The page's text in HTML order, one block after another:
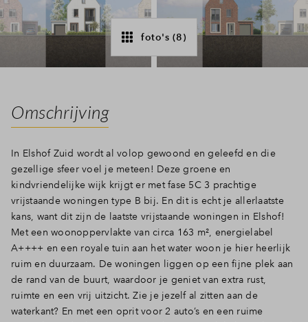
Inloggen
foto's (8)
Omschrijving
In Elshof Zuid wordt al volop gewoond en geleefd en die
gezellige sfeer voel je meteen! Deze groene en
kindvriendelijke wijk krijgt er met fase 5C 3 prachtige
vrijstaande woningen type B bij. En dit is echt je allerlaatste
kans, want dit zijn de laatste vrijstaande woningen in Elshof!
Met een woonoppervlakte van circa 163 m², energielabel
A++++ en een royale tuin aan het water woon je hier heerlijk
ruim en duurzaam. De woningen liggen op een fijne plek aan
de rand van de buurt, waardoor je geniet van extra rust,
ruimte en een vrij uitzicht. Zie je jezelf al zitten aan de
waterkant? En met een oprit voor 2 auto’s en een ruime